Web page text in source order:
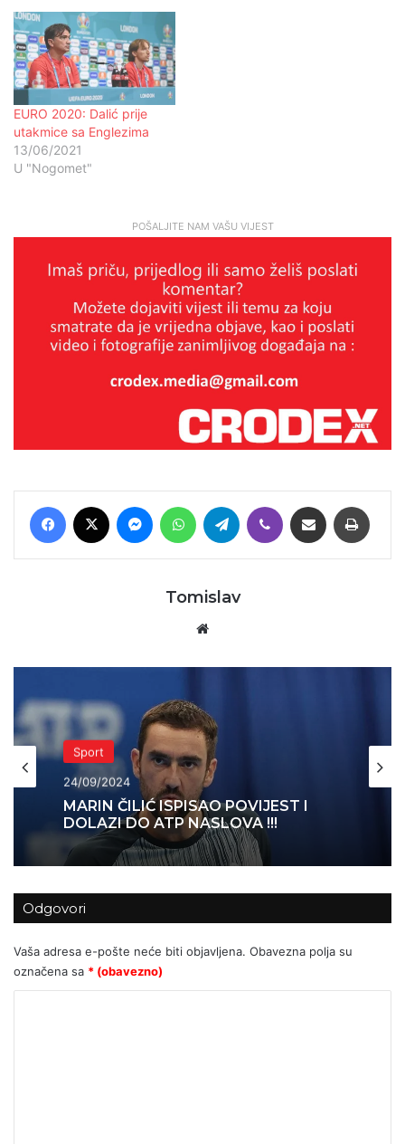
EURO 2020: Dalić prije
utakmice sa Englezima
13/06/2021
U "Nogomet"
POŠALJITE NAM VAŠU VIJEST
Facebook MessengerWhatsAppTelegram Viber Podijeli putem E-maila
Tomislav
Sport
24/09/2024
MARIN ČILIĆ ISPISAO POVIJEST I
DOLAZI DO ATP NASLOVA !!!
Odgovori
Vaša adresa e-pošte neće biti objavljena. Obavezna polja su
označena sa * (obavezno)